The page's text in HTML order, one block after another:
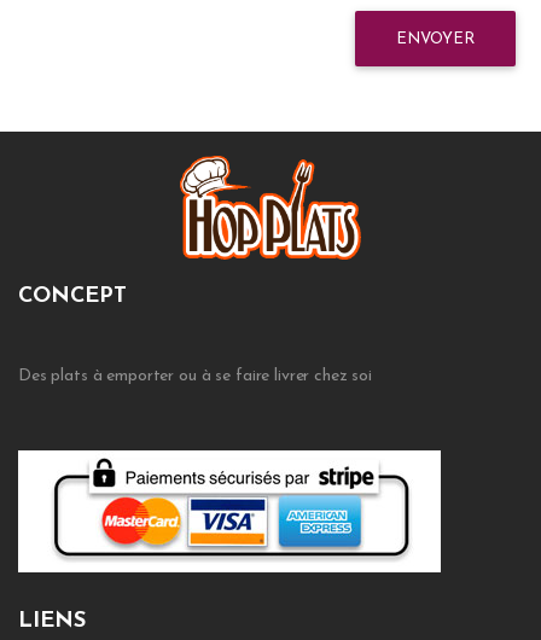
ENVOYER
CONCEPT
Des plats à emporter ou à se faire livrer chez soi
LIENS